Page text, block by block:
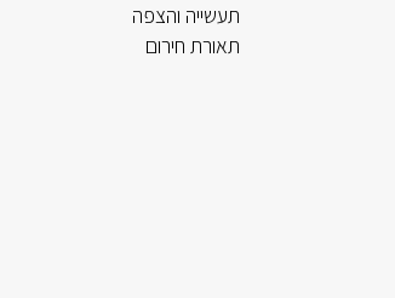
תעשייה והצפה
תאורת חירום